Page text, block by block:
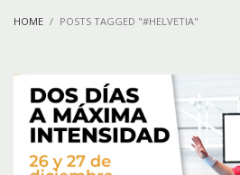
HOME POSTS TAGGED "#HELVETIA"